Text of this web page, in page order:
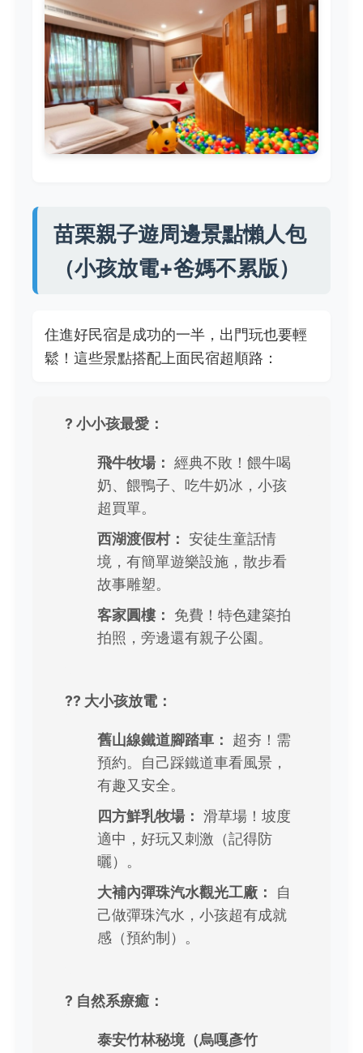
苗栗親子遊周邊景點懶人包
（小孩放電+爸媽不累版）
住進好民宿是成功的一半，出門玩也要輕
鬆！這些景點搭配上面民宿超順路：
? 小小孩最愛：
飛牛牧場： 經典不敗！餵牛喝
奶、餵鴨子、吃牛奶冰，小孩
超買單。
西湖渡假村： 安徒生童話情
境，有簡單遊樂設施，散步看
故事雕塑。
客家圓樓：
免費！特色建築拍
拍照，旁邊還有親子公園。
?? 大小孩放電：
舊山線鐵道腳踏車：
超夯！需
預約。自己踩鐵道車看風景，
有趣又安全。
四方鮮乳牧場： 滑草場！坡度
適中，好玩又刺激（記得防
曬）。
大補內彈珠汽水觀光工廠：
自
己做彈珠汽水，小孩超有成就
感（預約制）。
? 自然系療癒：
泰安竹林秘境（烏嘎彥竹